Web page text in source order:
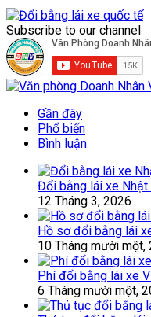
Subscribe to our channel
Gần đây
Phổ biến
Bình luận
Đổi bằng lái xe Nhật
12 Tháng 3, 2026
Hồ sơ đổi bằng lái
10 Tháng mười một,
Phí đổi bằng lái xe
6 Tháng mười một,